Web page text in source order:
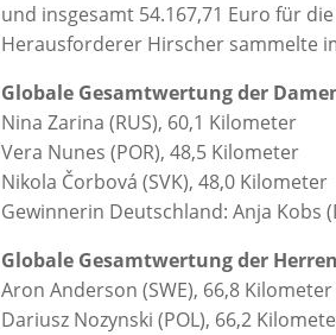
und insgesamt 54.167,71 Euro für
Herausforderer Hirscher sammelte
Globale Gesamtwertung der
Nina Zarina (RUS), 60,1 Kilometer
Vera Nunes (POR), 48,5 Kilometer
Nikola Čorbová (SVK), 48,0 Kilometer
Gewinnerin Deutschland: Anja Kobs
Globale Gesamtwertung der
Aron Anderson (SWE), 66,8 Kilometer
Dariusz Nozynski (POL), 66,2